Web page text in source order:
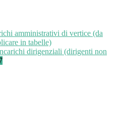
amministrativi di vertice (da
in tabelle)
dirigenziali (dirigenti non